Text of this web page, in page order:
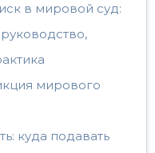
в мировой суд:
мирового
куда подавать